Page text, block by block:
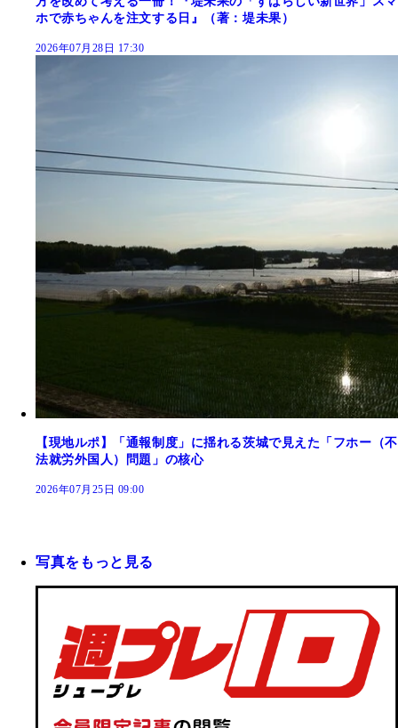
ホで赤ちゃんを注文する日』（著：堤未果）
2026年07月28日 17:30
【現地ルポ】「通報制度」に揺れる茨城で見えた「フホー（不
法就労外国人）問題」の核心
2026年07月25日 09:00
写真をもっと見る